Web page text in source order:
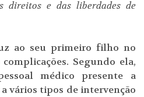
direitos e das liberdades de
ao seu primeiro filho no
Segundo ela,
médico presente a
vários tipos de intervenção